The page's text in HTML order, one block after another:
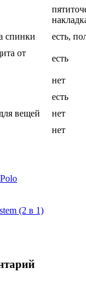
спинки
есть,
от
есть
нет
есть
вещей
нет
нет
(2 в 1)